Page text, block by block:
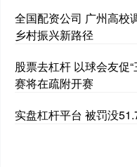
全国配资公司 广州高校
乡村振兴新路径
股票去杠杆 以球会友促“
赛将在疏附开赛
实盘杠杆平台 被罚没